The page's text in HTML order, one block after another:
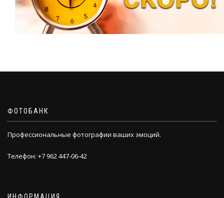
ФОТОБАНК
Профессиональные фотографии ваших эмоций.
Телефон: +7 962 447-06-42